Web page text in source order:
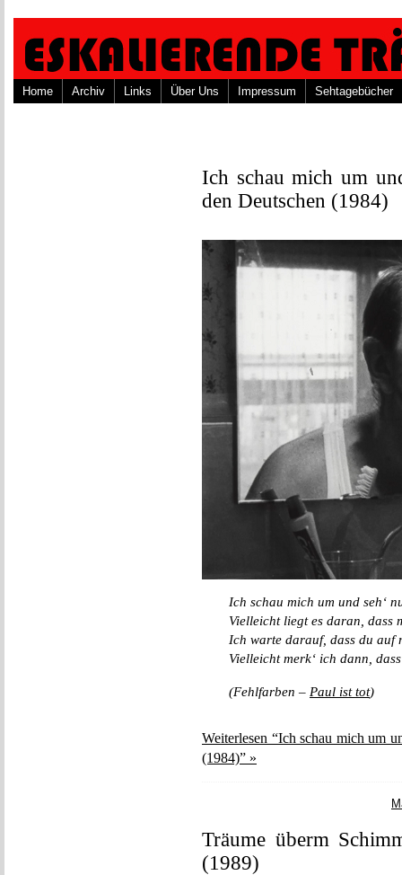
Home Archiv Links Über Uns Impressum Sehtagebücher
Ich schau mich um
den Deutschen (1984)
Ich schau mich um und seh‘
Vielleicht liegt es daran, dass
Ich warte darauf, dass du auf
Vielleicht merk‘ ich dann,
(Fehlfarben – Paul ist tot)
Weiterlesen “Ich schau mich um
(1984)” »
Träume überm
(1989)